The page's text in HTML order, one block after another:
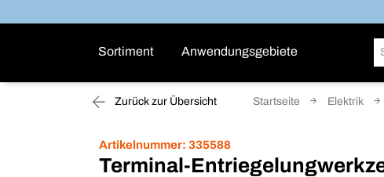
Sortiment Anwendungsgebiete
Zurück zur Übersicht Startseite Elektrik
Artikelnummer: 335588
Terminal-